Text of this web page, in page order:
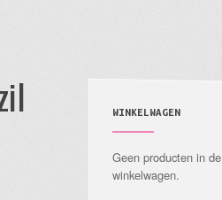
WINKELWAGEN
Geen producten in de
winkelwagen.